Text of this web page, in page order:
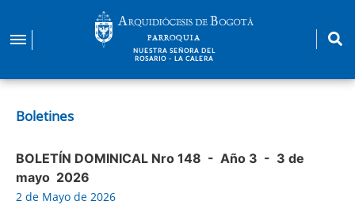
contenido
PARROQUIA
NUESTRA SEÑORA DEL
ROSARIO - LA CALERA
Boletines
BOLETÍN DOMINICAL Nro 148 - Año 3 - 3 de
mayo 2026
2 de Mayo de 2026